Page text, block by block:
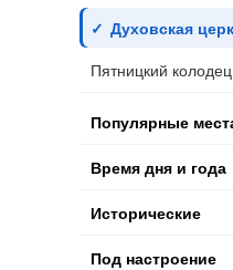
Духовская
Пятницкий колодец
Популярные
Время дня и года
Исторические
Под настроение